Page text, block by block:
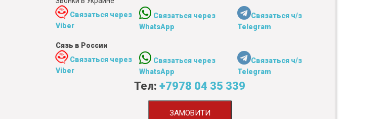
Связаться через
Viber
Связаться через
WhatsApp
Связаться ч/з
Telegram
Сязь в России
Связаться через
Viber
Связаться через
WhatsApp
Связаться ч/з
Telegram
Тел: +7978 04 35 339
ЗАМОВИТИ